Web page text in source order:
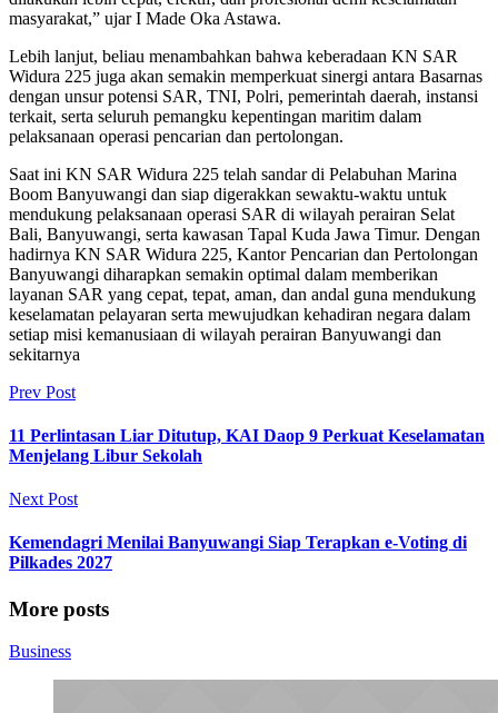
masyarakat,” ujar I Made Oka Astawa.
Lebih lanjut, beliau menambahkan bahwa keberadaan KN SAR
Widura 225 juga akan semakin memperkuat sinergi antara Basarnas
dengan unsur potensi SAR, TNI, Polri, pemerintah daerah, instansi
terkait, serta seluruh pemangku kepentingan maritim dalam
pelaksanaan operasi pencarian dan pertolongan.
Saat ini KN SAR Widura 225 telah sandar di Pelabuhan Marina
Boom Banyuwangi dan siap digerakkan sewaktu-waktu untuk
mendukung pelaksanaan operasi SAR di wilayah perairan Selat
Bali, Banyuwangi, serta kawasan Tapal Kuda Jawa Timur. Dengan
hadirnya KN SAR Widura 225, Kantor Pencarian dan Pertolongan
Banyuwangi diharapkan semakin optimal dalam memberikan
layanan SAR yang cepat, tepat, aman, dan andal guna mendukung
keselamatan pelayaran serta mewujudkan kehadiran negara dalam
setiap misi kemanusiaan di wilayah perairan Banyuwangi dan
sekitarnya
Prev Post
11 Perlintasan Liar Ditutup, KAI Daop 9 Perkuat Keselamatan
Menjelang Libur Sekolah
Next Post
Kemendagri Menilai Banyuwangi Siap Terapkan e-Voting di
Pilkades 2027
More posts
Business